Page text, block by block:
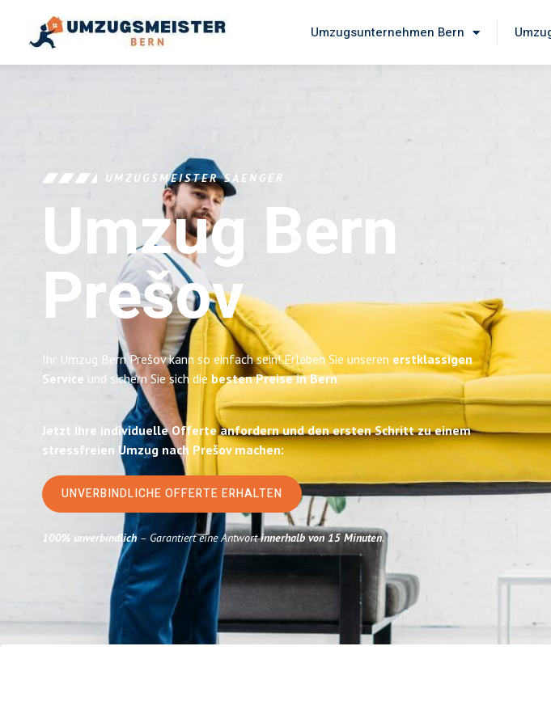
Umzugsunternehmen Bern
UMZUGSMEISTER SAENGER
Umzug Bern
Prešov
Ihr Umzug Bern Prešov kann so einfach sein! Erleben Sie unseren erstklassigen
Service und sichern Sie sich die besten Preise in Bern.
Jetzt Ihre individuelle Offerte anfordern und den ersten Schritt zu einem
stressfreien Umzug nach Prešov machen:
UNVERBINDLICHE OFFERTE ERHALTEN
100% unverbindlich– Garantiert eine Antwortinnerhalb von 15 Minuten.